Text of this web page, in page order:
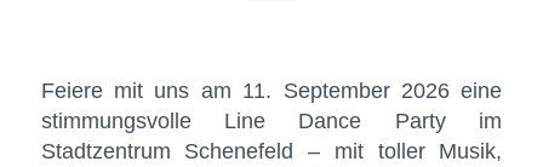
Feiere mit uns am 11. September 2026 eine
stimmungsvolle Line Dance Party im
Stadtzentrum Schenefeld – mit toller Musik,